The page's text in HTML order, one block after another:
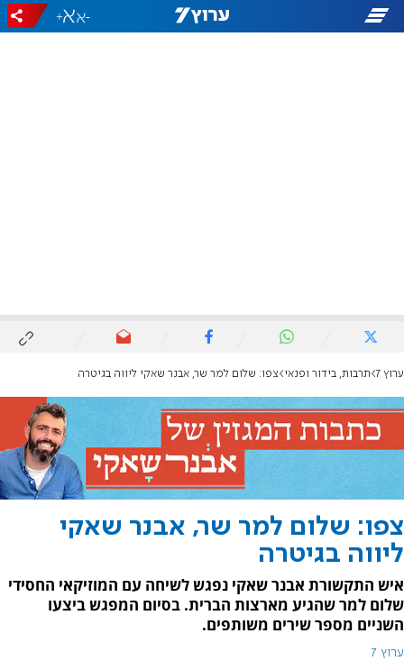
-
+
ערוץ 7 תרבות, בידור ופנאי צפו: שלום למר שר, אבנר שאקי ליווה בגיטרה
צפו: שלום למר שר, אבנר שאקי
ליווה בגיטרה
איש התקשורת אבנר שאקי נפגש לשיחה עם המוזיקאי החסידי
שלום למר שהגיע מארצות הברית. בסיום המפגש ביצעו
השניים מספר שירים משותפים.
ערוץ 7